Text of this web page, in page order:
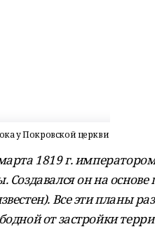
у Покровской церкви
1819 г.
Создавался он на основе
Все эти планы
от застройки